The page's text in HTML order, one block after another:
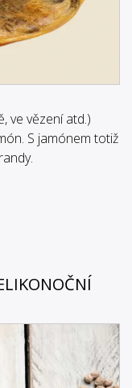
ve vězení atd.)
S jamónem totiž